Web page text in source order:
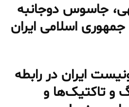
جاسوس دوجانبه
اسلامی ایران
ایران در رابطه
و تاکتیک‌ها و